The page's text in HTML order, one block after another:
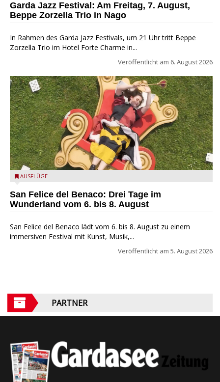
Garda Jazz Festival: Am Freitag, 7. August,
Beppe Zorzella Trio in Nago
In Rahmen des Garda Jazz Festivals, um 21 Uhr tritt Beppe
Zorzella Trio im Hotel Forte Charme in...
Veröffentlicht am 6. August 2026
San Felice del Benaco: Drei Tage im Wunderland
AUSFLÜGE
San Felice del Benaco: Drei Tage im
Wunderland vom 6. bis 8. August
San Felice del Benaco lädt vom 6. bis 8. August zu einem
immersiven Festival mit Kunst, Musik,...
Veröffentlicht am 5. August 2026
PARTNER